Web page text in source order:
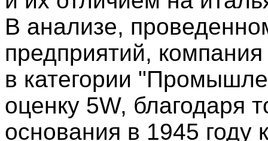
В анализе,
предприятий,
в категории
оценку 5W, благодаря
основания в 1945